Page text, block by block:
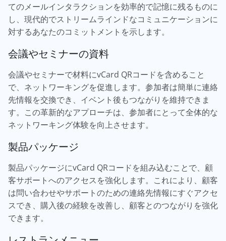
てのメールインタラクションを効率的で記憶に残るものに
し、現代的でストリームラインドなコミュニケーションに
対するあなたのコミットメントを示します。
会議やセミナーの資料
会議やセミナーで材料にvCard QRコードを含めること
で、ネットワーキングを促進します。参加者は簡単に連絡
先情報を交換でき、イベント後もつながりを維持できま
す。この革新的なアプローチは、参加者にとって全体的な
ネットワーキング体験を向上させます。
製品パッケージ
製品パッケージにvCard QRコードを組み込むことで、顧
客サポートへのアクセスを強化します。これにより、顧客
は問い合わせやサポートのための連絡先情報にすぐアクセ
スでき、購入後の経験を改善し、顧客とのつながりを強化
できます。